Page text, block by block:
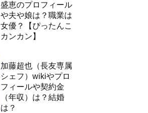
盛恵のプロフィール
や夫や娘は？職業は
女優？【ぴったんこ
カンカン】
加藤超也（長友専属
シェフ）wikiやプロ
フィールや契約金
（年収）は？結婚
は？